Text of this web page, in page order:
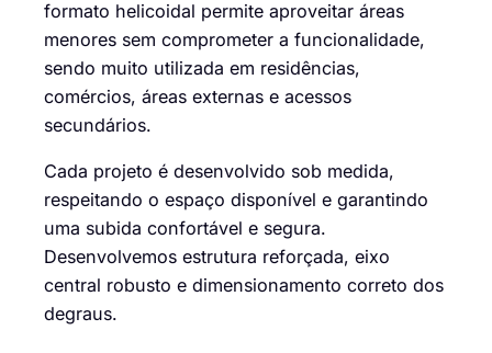
formato helicoidal permite aproveitar áreas
menores sem comprometer a funcionalidade,
sendo muito utilizada em residências,
comércios, áreas externas e acessos
secundários.
Cada projeto é desenvolvido sob medida,
respeitando o espaço disponível e garantindo
uma subida confortável e segura.
Desenvolvemos estrutura reforçada, eixo
central robusto e dimensionamento correto dos
degraus.